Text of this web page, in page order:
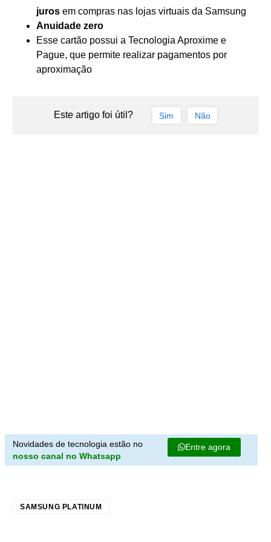
juros em compras nas lojas virtuais da Samsung
Anuidade zero
Esse cartão possui a Tecnologia Aproxime e
Pague, que permite realizar pagamentos por
aproximação
Este artigo foi útil? Sim Não
Novidades de tecnologia estão no
nosso canal no Whatsapp
Entre agora
SAMSUNG PLATINUM